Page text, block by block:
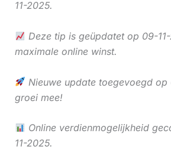
11-2025.
Deze tip is geüpdatet op 09-
maximale online winst.
Nieuwe update toegevoegd op
groei mee!
Online verdienmogelijkheid
11-2025.